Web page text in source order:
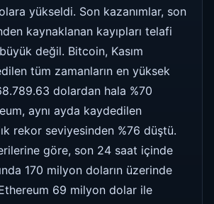
yükseldi. Son kazanımlar, son
kaynaklanan kayıpları telafi
değil. Bitcoin, Kasım
tüm zamanların en yüksek
dolardan hala %70
aynı ayda kaydedilen
rekor seviyesinden %76 düştü.
göre, son 24 saat içinde
170 milyon doların üzerinde
69 milyon dolar ile